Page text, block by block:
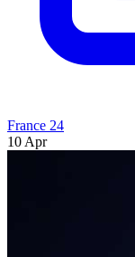
France 24
10 Apr